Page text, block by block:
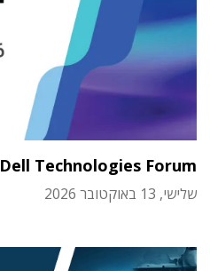
Dell Technologies Forum
שלישי, 13 באוקטובר 2026